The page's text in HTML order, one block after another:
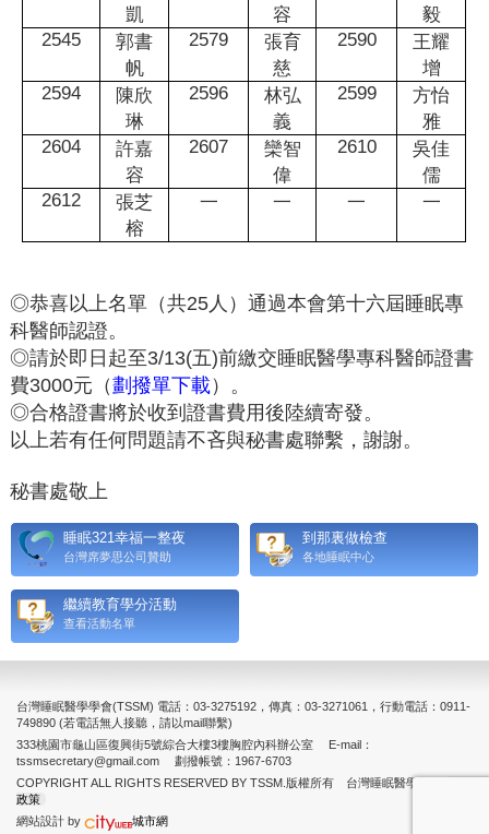
凱
容
毅
2545
郭書
帆
2579
張育
慈
2590
王耀
增
2594
陳欣
琳
2596
林弘
義
2599
方怡
雅
2604
許嘉
容
2607
欒智
偉
2610
吳佳
儒
2612
張芝
榕
一 一 一 一
◎恭喜以上名單（共25人）通過本會第十六屆睡眠專
科醫師認證。
◎請於即日起至3/13(五)前繳交睡眠醫學專科醫師證書
費3000元（劃撥單下載）。
◎合格證書將於收到證書費用後陸續寄發。
以上若有任何問題請不吝與秘書處聯繫，謝謝。
秘書處敬上
睡眠321幸福一整夜
台灣席夢思公司贊助
到那裏做檢查
各地睡眠中心
繼續教育學分活動
查看活動名單
台灣睡眠醫學學會(TSSM) 電話：03-3275192，傳真：03-3271061，行動電話：0911-
749890 (若電話無人接聽，請以mail聯繫)
333桃園市龜山區復興街5號綜合大樓3樓胸腔內科辦公室 E-mail：
tssmsecretary@gmail.com 劃撥帳號：1967-6703
COPYRIGHT ALL RIGHTS RESERVED BY TSSM.版權所有 台灣睡眠醫學學會
政策
網站設計 by
城市網